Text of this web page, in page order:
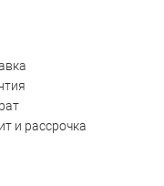
и рассрочка